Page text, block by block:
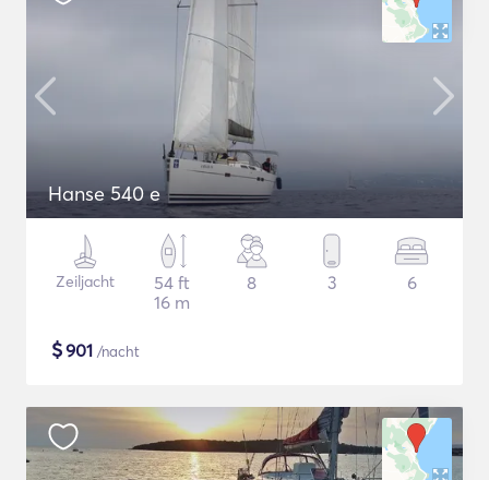
Hanse 540 e
Zeiljacht
54 ft
16 m
8 3 6
$901 /nacht